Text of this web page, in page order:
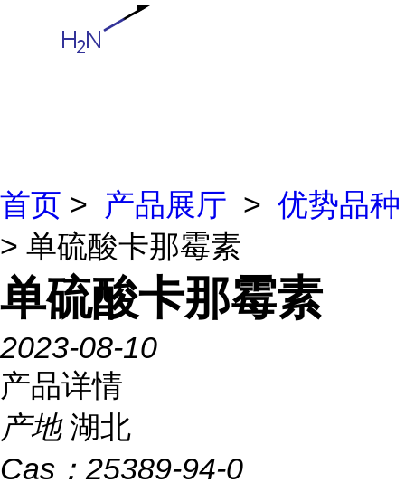
首页 > 产品展厅 > 优势品种
> 单硫酸卡那霉素
单硫酸卡那霉素
2023-08-10
产品详情
产地 湖北
Cas： 25389-94-0